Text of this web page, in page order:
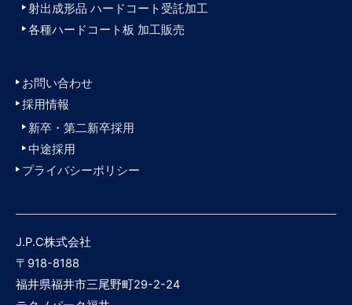
射出成形品 ハードコート受託加工
各種ハードコート板 加工販売
お問い合わせ
採用情報
新卒・第二新卒採用
中途採用
プライバシーポリシー
J.P.C株式会社
〒918-8188
福井県福井市三尾野町29-2-24